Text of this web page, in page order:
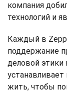
компания
технологий и
Каждый в
поддержание
деловой этики
жить, чтобы